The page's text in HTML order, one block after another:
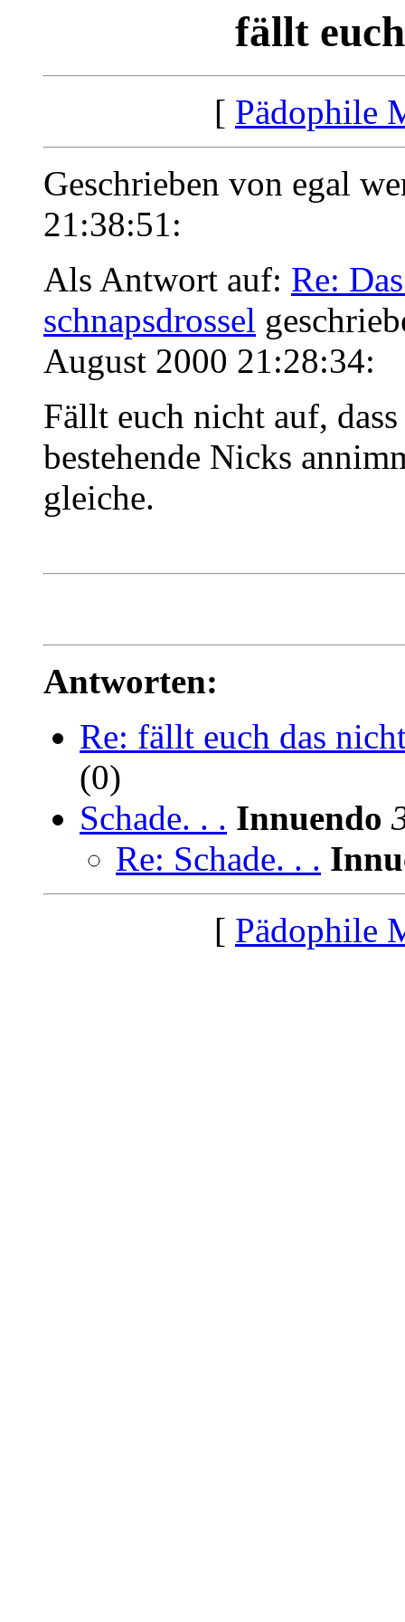
fällt
[ Pädophile
Geschrieben von egal
21:38:51:
Als Antwort auf: Re:
schnapsdrossel
August 2000 21:28:34:
Fällt euch nicht auf,
bestehende Nicks
gleiche.
Antworten:
Re: fällt euch das
(0)
Schade. . . Innuendo
Re: Schade. . .
[ Pädophile